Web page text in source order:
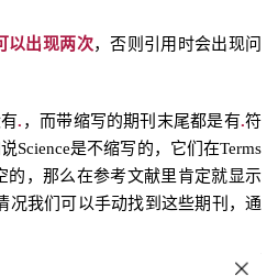
以出现两次，否则引用时会出现问
. ，而带缩写的期刊末尾都是有.符
Science是不缩写的，它们在Terms
的，那么在参考文献里肯定就显示
况我们可以手动找到这些期刊，通